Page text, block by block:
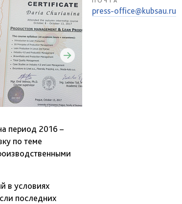
период 2016 –
по теме
в условиях
последних
press-office@kubsau.ru